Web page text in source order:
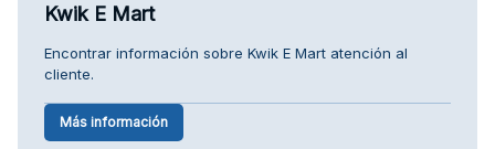
Kwik E Mart
Encontrar información sobre Kwik E Mart atención al
cliente.
Más información